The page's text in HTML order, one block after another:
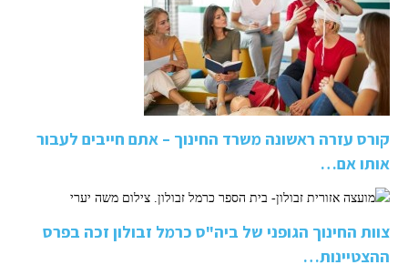
קורס עזרה ראשונה משרד החינוך – אתם חייבים לעבור
אותו אם…
צוות החינוך הגופני של ביה"ס כרמל זבולון זכה בפרס
ההצטיינות…